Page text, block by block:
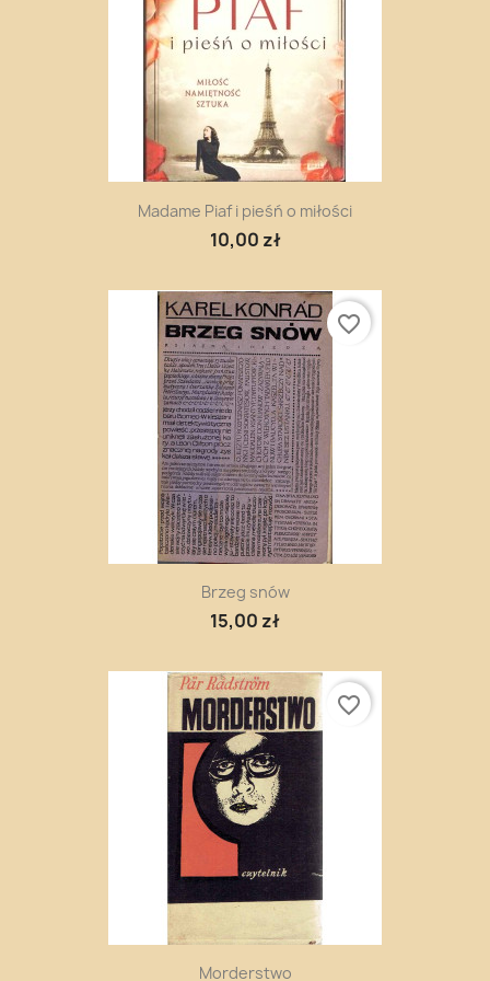
Madame Piaf i pieśń o miłości
10,00 zł
Brzeg snów
15,00 zł
favorite_border
Morderstwo
favorite_border